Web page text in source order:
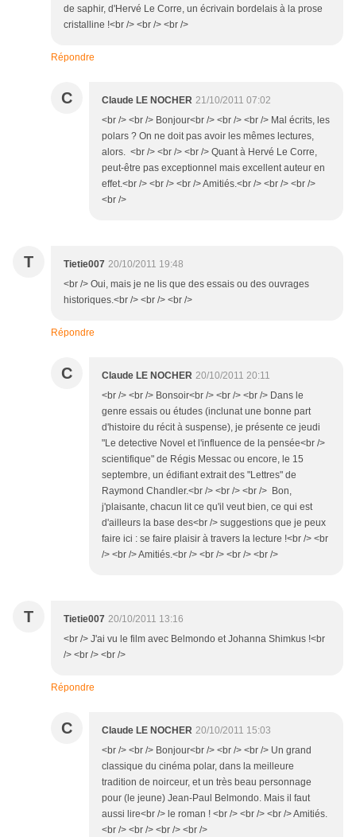
de saphir, d'Hervé Le Corre, un écrivain bordelais à la prose
cristalline !<br /> <br /> <br />
Répondre
C Claude LE NOCHER 21/10/2011 07:02
<br /> <br /> Bonjour<br /> <br /> <br /> Mal écrits, les
polars ? On ne doit pas avoir les mêmes lectures,
alors. <br /> <br /> <br /> Quant à Hervé Le Corre,
peut-être pas exceptionnel mais excellent auteur en
effet.<br /> <br /> <br /> Amitiés.<br /> <br /> <br />
<br />
T Tietie007 20/10/2011 19:48
<br /> Oui, mais je ne lis que des essais ou des ouvrages
historiques.<br /> <br /> <br />
Répondre
C Claude LE NOCHER 20/10/2011 20:11
<br /> <br /> Bonsoir<br /> <br /> <br /> Dans le
genre essais ou études (inclunat une bonne part
d'histoire du récit à suspense), je présente ce jeudi
"Le detective Novel et l'influence de la pensée<br />
scientifique" de Régis Messac ou encore, le 15
septembre, un édifiant extrait des "Lettres" de
Raymond Chandler.<br /> <br /> <br /> Bon,
j'plaisante, chacun lit ce qu'il veut bien, ce qui est
d'ailleurs la base des<br /> suggestions que je peux
faire ici : se faire plaisir à travers la lecture !<br /> <br
/> <br /> Amitiés.<br /> <br /> <br /> <br />
T Tietie007 20/10/2011 13:16
<br /> J'ai vu le film avec Belmondo et Johanna Shimkus !<br
/> <br /> <br />
Répondre
C Claude LE NOCHER 20/10/2011 15:03
<br /> <br /> Bonjour<br /> <br /> <br /> Un grand
classique du cinéma polar, dans la meilleure
tradition de noirceur, et un très beau personnage
pour (le jeune) Jean-Paul Belmondo. Mais il faut
aussi lire<br /> le roman ! <br /> <br /> <br /> Amitiés.
<br /> <br /> <br /> <br />